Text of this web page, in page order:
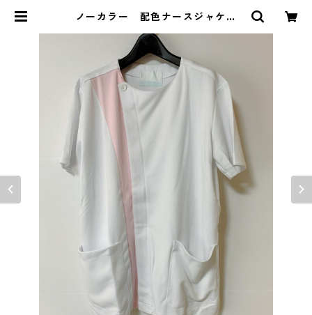
ノーカラー 配色ナースジャケッ
3931 | DOLUCK PRODUCE